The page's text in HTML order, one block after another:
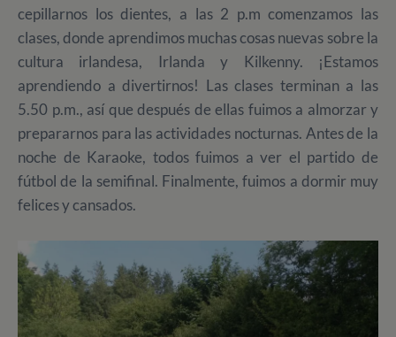
cepillarnos los dientes, a las 2 p.m comenzamos las
clases, donde aprendimos muchas cosas nuevas sobre la
cultura irlandesa, Irlanda y Kilkenny. ¡Estamos
aprendiendo a divertirnos! Las clases terminan a las
5.50 p.m., así que después de ellas fuimos a almorzar y
prepararnos para las actividades nocturnas. Antes de la
noche de Karaoke, todos fuimos a ver el partido de
fútbol de la semifinal. Finalmente, fuimos a dormir muy
felices y cansados.